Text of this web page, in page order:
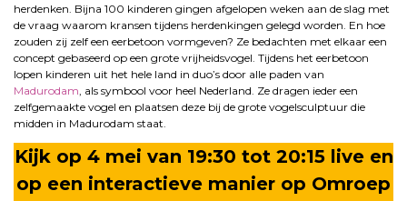
herdenken. Bijna 100 kinderen gingen afgelopen weken aan de slag met
de vraag waarom kransen tijdens herdenkingen gelegd worden. En hoe
zouden zij zelf een eerbetoon vormgeven? Ze bedachten met elkaar een
concept gebaseerd op een grote vrijheidsvogel. Tijdens het eerbetoon
lopen kinderen uit het hele land in duo’s door alle paden van
Madurodam , als symbool voor heel Nederland. Ze dragen ieder een
zelfgemaakte vogel en plaatsen deze bij de grote vogelsculptuur die
midden in Madurodam staat.
Kijk op 4 mei van 19:30 tot 20:15 live en
op een interactieve manier op Omroep